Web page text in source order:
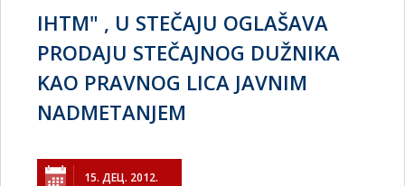
IHTM" , U STEČAJU OGLAŠAVA
PRODAJU STEČAJNOG DUŽNIKA
KAO PRAVNOG LICA JAVNIM
NADMETANJEM
15. ДЕЦ. 2012.